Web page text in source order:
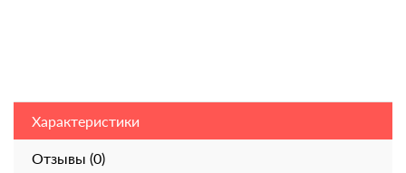
Характеристики
Отзывы (0)